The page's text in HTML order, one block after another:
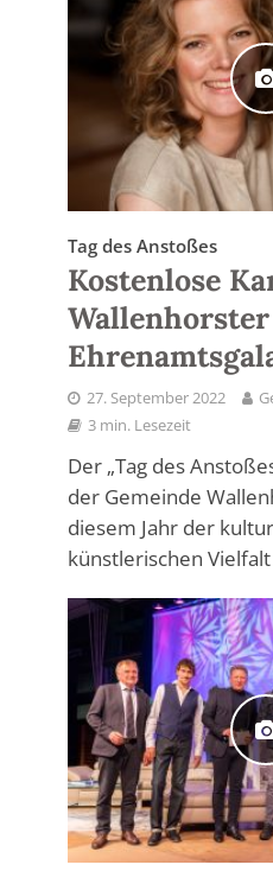
Tag des Anstoßes
Kostenlose
Wallenhorster
27. September 2022
3 min. Lesezeit
Der „Tag des
der Gemeinde
diesem Jahr der
künstlerischen